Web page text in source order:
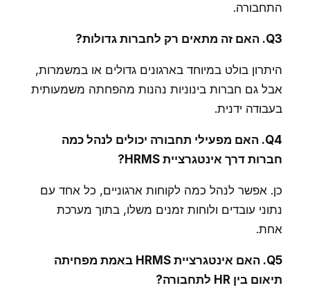
התחבורה.
Q3. האם זה מתאים רק לחברות גדולות?
היתרון בולט במיוחד בארגונים גדולים או במשמרות,
אבל גם חברות בינוניות נהנות מהפחתה משמעותית
בעבודה ידנית.
Q4. האם מפעילי תחבורה יכולים לנהל כמה
חברות דרך אינטגרציית HRMS?
כן. אפשר לנהל כמה לקוחות ארגוניים, כל אחד עם
נתוני עובדים ולוחות זמנים משלו, בתוך מערכת
אחת.
Q5. האם אינטגרציית HRMS באמת מפחיתה
תיאום בין HR לתחבורה?